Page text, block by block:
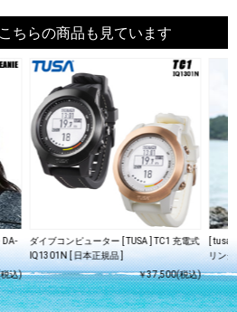
ちらの商品も見ています
DA-
込)
ダイブコンピューター [ TUSA ] TC1 充電式
IQ1301N [ 日本正規品 ]
￥37,500(税込)
[ tusa
リン